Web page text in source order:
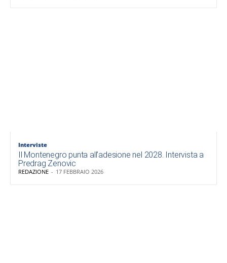
Interviste
Il Montenegro punta all’adesione nel 2028. Intervista a
Predrag Zenovic
REDAZIONE - 17 FEBBRAIO 2026